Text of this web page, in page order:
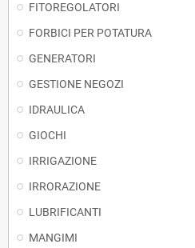
FITOREGOLATORI
FORBICI PER POTATURA
GENERATORI
GESTIONE NEGOZI
IDRAULICA
GIOCHI
IRRIGAZIONE
IRRORAZIONE
LUBRIFICANTI
MANGIMI